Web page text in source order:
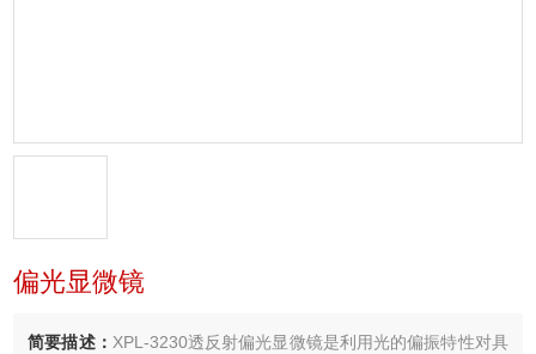
偏光显微镜
简要描述： XPL-3230透反射偏光显微镜是利用光的偏振特性对具